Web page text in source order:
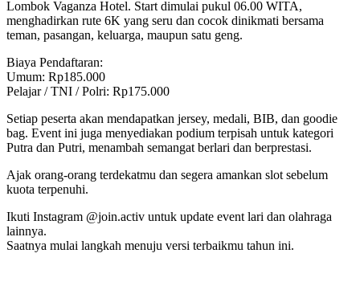
Lombok Vaganza Hotel. Start dimulai pukul 06.00 WITA,
menghadirkan rute 6K yang seru dan cocok dinikmati bersama
teman, pasangan, keluarga, maupun satu geng.
Biaya Pendaftaran:
Umum: Rp185.000
Pelajar / TNI / Polri: Rp175.000
Setiap peserta akan mendapatkan jersey, medali, BIB, dan goodie
bag. Event ini juga menyediakan podium terpisah untuk kategori
Putra dan Putri, menambah semangat berlari dan berprestasi.
Ajak orang-orang terdekatmu dan segera amankan slot sebelum
kuota terpenuhi.
Ikuti Instagram @join.activ untuk update event lari dan olahraga
lainnya.
Saatnya mulai langkah menuju versi terbaikmu tahun ini.